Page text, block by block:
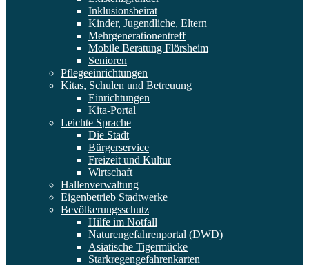
Inklusionsbeirat
Kinder, Jugendliche, Eltern
Mehrgenerationentreff
Mobile Beratung Flörsheim
Senioren
Pflegeeinrichtungen
Kitas, Schulen und Betreuung
Einrichtungen
Kita-Portal
Leichte Sprache
Die Stadt
Bürgerservice
Freizeit und Kultur
Wirtschaft
Hallenverwaltung
Eigenbetrieb Stadtwerke
Bevölkerungsschutz
Hilfe im Notfall
Naturengefahrenportal (DWD)
Asiatische Tigermücke
Starkregengefahrenkarten